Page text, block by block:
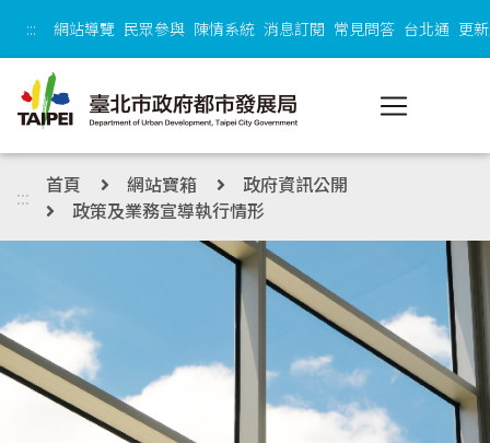
::: 網站導覽 民眾參與 陳情系統 消息訂閱 常見問答 台北通 更
::: 首頁 網站寶箱
政府資訊公開
政策及業務宣導執行情形